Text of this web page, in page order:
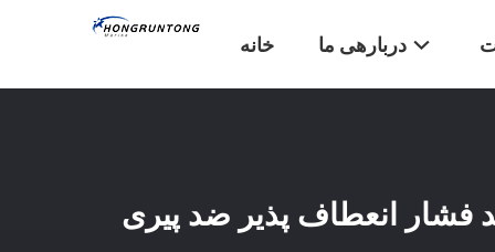
خانه دربارهی ما
انعطاف پذیر ضد پیری